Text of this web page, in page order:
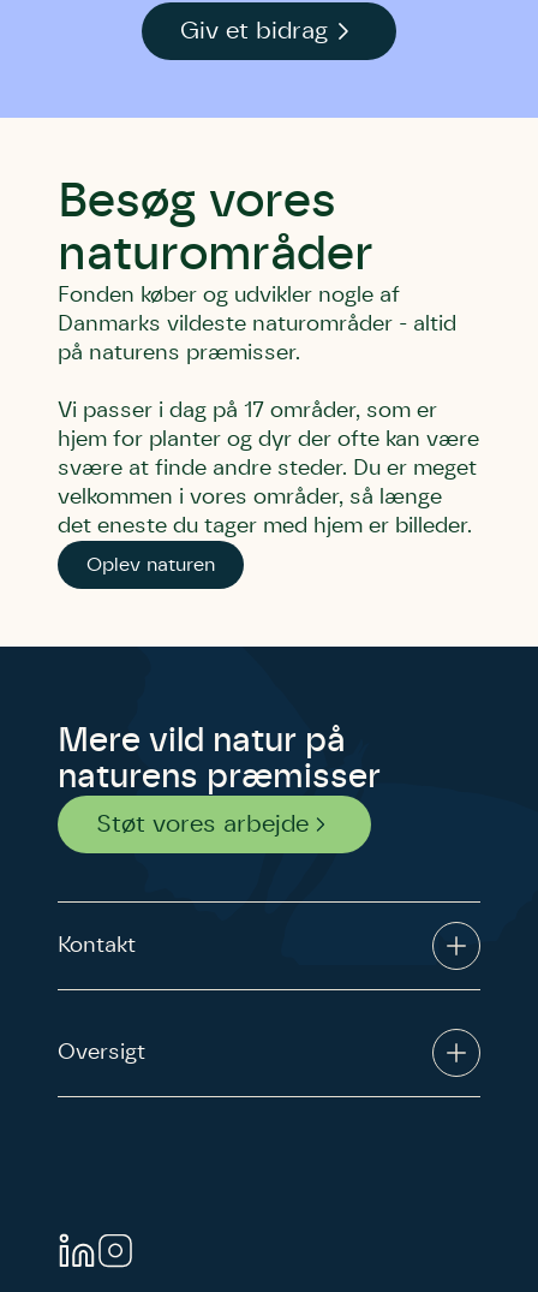
Giv et bidrag
Besøg vores
naturområder
Fonden køber og udvikler nogle af
Danmarks vildeste naturområder - altid
på naturens præmisser.
Vi passer i dag på 17 områder, som er
hjem for planter og dyr der ofte kan være
svære at finde andre steder. Du er meget
velkommen i vores områder, så længe
det eneste du tager med hjem er billeder.
Oplev naturen
Mere vild natur på
naturens præmisser
Støt vores arbejde
Kontakt
Oversigt